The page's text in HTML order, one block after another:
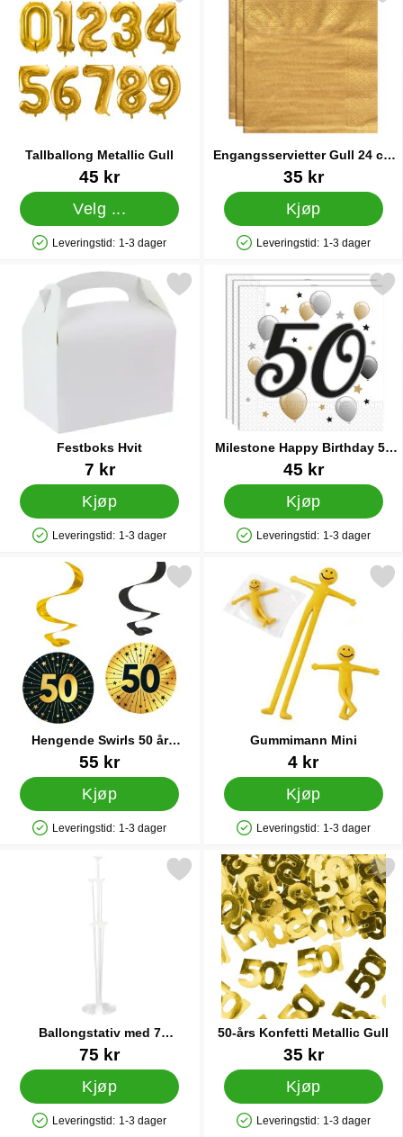
Tallballong Metallic Gull
Varenummer 41772
45 kr
Velg ...
Produkttilgjengelighet: På lager
Leveringstid: 1-3 dager
Engangsservietter Gull 24 cm
20-pakning
Varenummer 83174
35 kr
Kjøp
Produkttilgjengelighet: På lager
Leveringstid: 1-3 dager
Festboks Hvit
Varenummer 12409
7 kr
Kjøp
Produkttilgjengelighet: På lager
Leveringstid: 1-3 dager
Merk festboks Hvit som favoritt
Milestone Happy Birthday 50
Års Servietter
Varenummer 34856
45 kr
Kjøp
Produkttilgjengelighet: På lager
Leveringstid: 1-3 dager
Merk milestone Happy Birthday
Hengende Swirls 50 år
Gull/Svart 4-pakning
Varenummer 89320
55 kr
Kjøp
Produkttilgjengelighet: På lager
Leveringstid: 1-3 dager
hengende Swirls 50 år Gull/Svart 4-pakning som favoritt
Gummimann Mini
Varenummer 12483
4 kr
Kjøp
Produkttilgjengelighet: På lager
Leveringstid: 1-3 dager
Merk gummimann
Ballongstativ med 7
Ballongholder
Varenummer 45020
75 kr
Kjøp
Produkttilgjengelighet: På lager
Leveringstid: 1-3 dager
Merk ballongstativ med 7 Ballongholder som favoritt
50-års Konfetti Metallic Gull
Varenummer 28641
35 kr
Kjøp
Produkttilgjengelighet: På lager
Leveringstid: 1-3 dager
Merk 50-års Konfetti